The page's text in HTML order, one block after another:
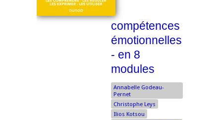
compétences
émotionnelles
- en 8
modules
Annabelle Godeau-
Pernet
Christophe Leys
Ilios Kotsou